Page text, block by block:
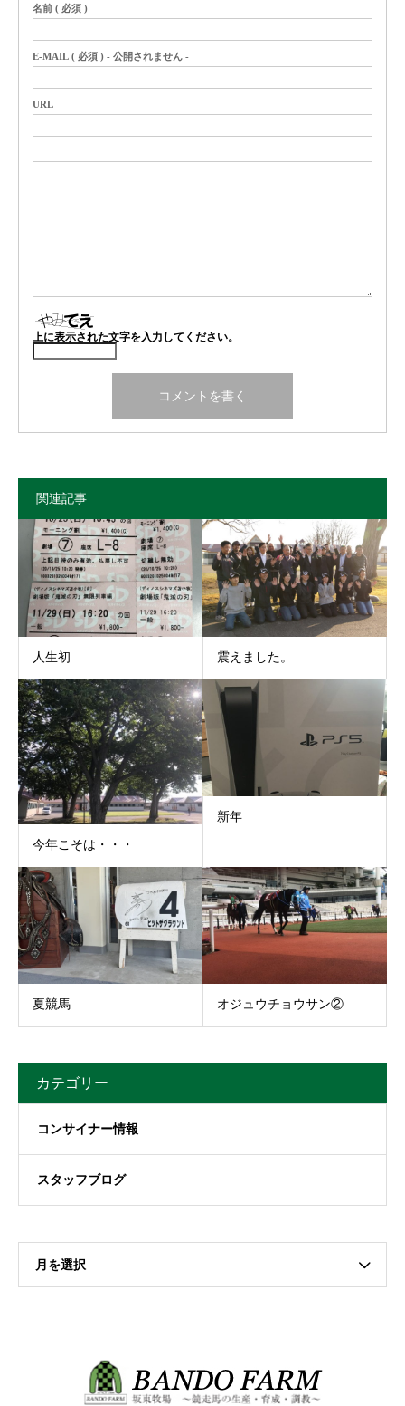
名前 ( 必須 )
E-MAIL ( 必須 ) - 公開されません -
URL
上に表示された文字を入力してください。
関連記事
人生初 震えました。
今年こそは・・・
新年
夏競馬 オジュウチョウサン②
カテゴリー
コンサイナー情報
スタッフブログ
月を選択